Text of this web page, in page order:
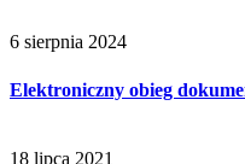
6 sierpnia 2024
Elektroniczny obieg
18 lipca 2021